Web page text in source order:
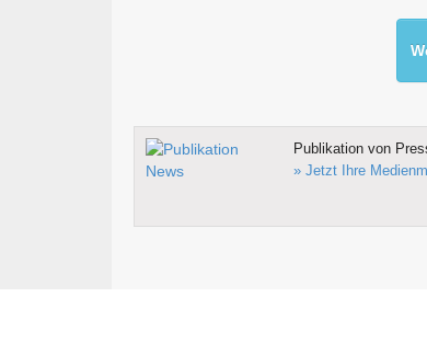
Publikation von
» Jetzt Ihre